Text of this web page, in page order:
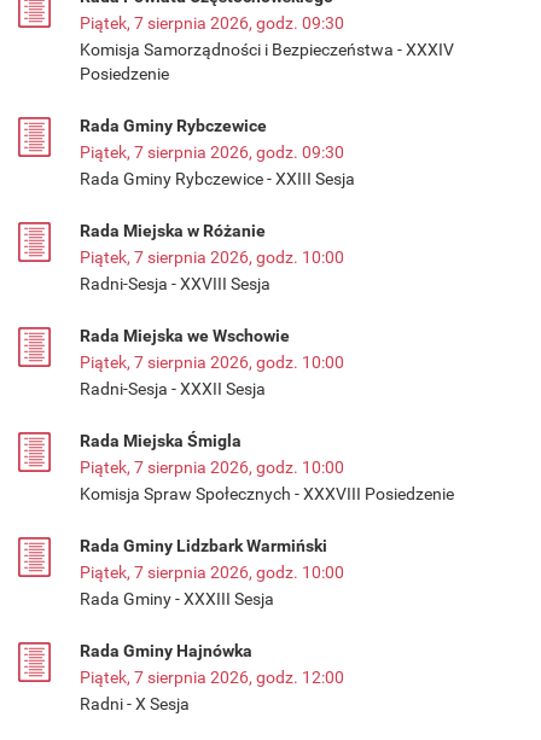
Piątek, 7 sierpnia 2026, godz. 09:30
Komisja Samorządności i Bezpieczeństwa - XXXIV
Posiedzenie
Rada Gminy Rybczewice
Piątek, 7 sierpnia 2026, godz. 09:30
Rada Gminy Rybczewice - XXIII Sesja
Rada Miejska w Różanie
Piątek, 7 sierpnia 2026, godz. 10:00
Radni-Sesja - XXVIII Sesja
Rada Miejska we Wschowie
Piątek, 7 sierpnia 2026, godz. 10:00
Radni-Sesja - XXXII Sesja
Rada Miejska Śmigla
Piątek, 7 sierpnia 2026, godz. 10:00
Komisja Spraw Społecznych - XXXVIII Posiedzenie
Rada Gminy Lidzbark Warmiński
Piątek, 7 sierpnia 2026, godz. 10:00
Rada Gminy - XXXIII Sesja
Rada Gminy Hajnówka
Piątek, 7 sierpnia 2026, godz. 12:00
Radni - X Sesja